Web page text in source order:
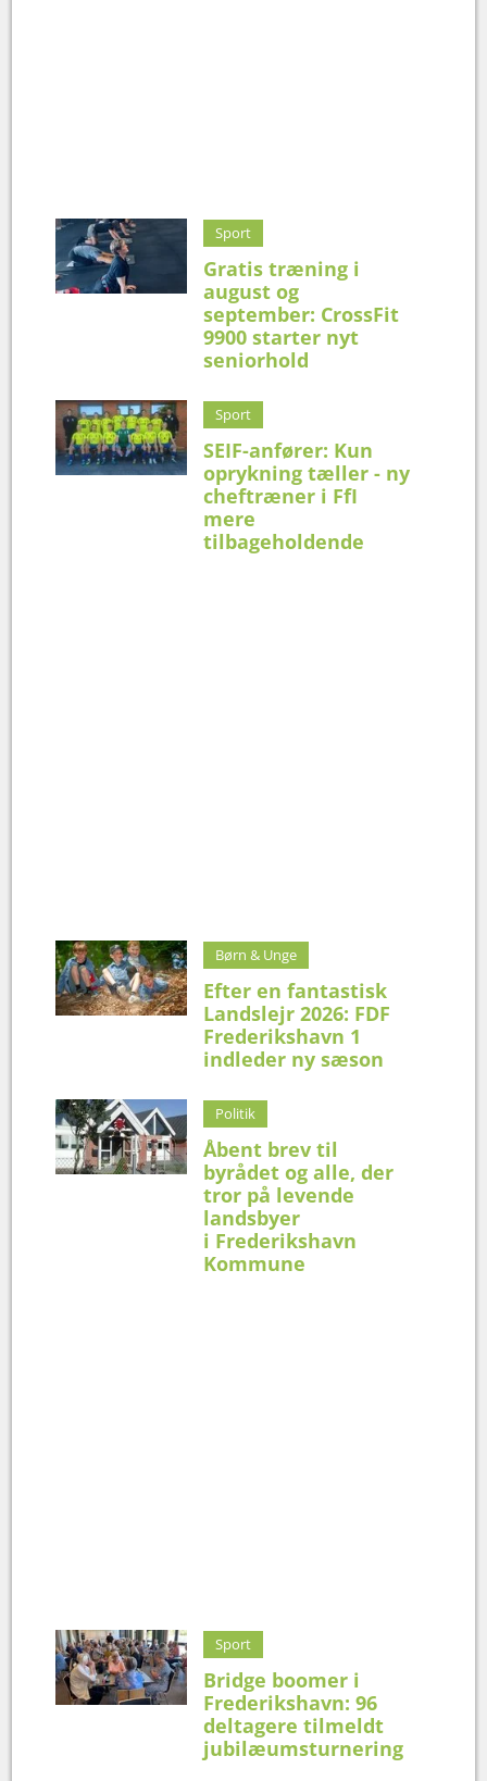
Sport
Gratis træning i
august og
september: CrossFit
9900 starter nyt
seniorhold
Sport
SEIF-anfører: Kun
oprykning tæller - ny
cheftræner i FfI
mere
tilbageholdende
Børn & Unge
Efter en fantastisk
Landslejr 2026: FDF
Frederikshavn 1
indleder ny sæson
Politik
Åbent brev til
byrådet og alle, der
tror på levende
landsbyer
i Frederikshavn
Kommune
Sport
Bridge boomer i
Frederikshavn: 96
deltagere tilmeldt
jubilæumsturnering